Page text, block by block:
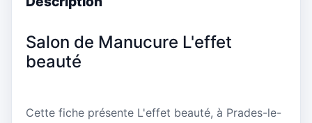
Salon de Manucure L'effet
beauté
Cette fiche présente L'effet beauté, à Prades-le-